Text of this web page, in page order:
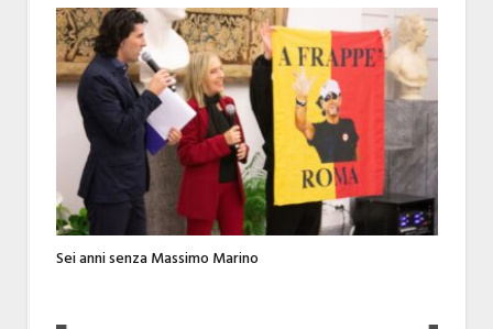
Sei anni senza Massimo Marino